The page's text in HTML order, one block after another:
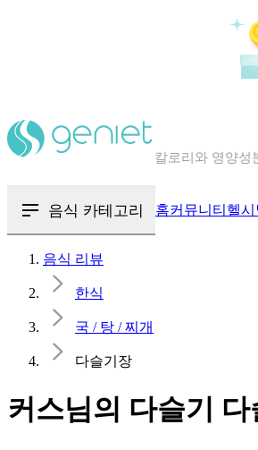
혈당 · 다이어트
음식 카테고리 홈커뮤니티 헬시
음식 리뷰
한식
국 / 탕 / 찌개
다슬기장
커스님의 다슬기